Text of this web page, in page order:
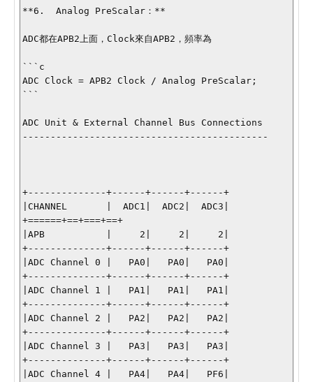
**6.  Analog PreScalar：**
ADC都在APB2上面，Clock來自APB2，頻率為
```c
ADC Clock = APB2 Clock / Analog PreScalar;
```
ADC Unit & External Channel Bus Connections
--------------------------------------------
+--------------+------+------+------+
|CHANNEL       |  ADC1|  ADC2|  ADC3|
+======+==+===+==+
|APB           |     2|     2|     2|
+--------------+------+------+------+
|ADC Channel 0 |   PA0|   PA0|   PA0|
+--------------+------+------+------+
|ADC Channel 1 |   PA1|   PA1|   PA1|
+--------------+------+------+------+
|ADC Channel 2 |   PA2|   PA2|   PA2|
+--------------+------+------+------+
|ADC Channel 3 |   PA3|   PA3|   PA3|
+--------------+------+------+------+
|ADC Channel 4 |   PA4|   PA4|   PF6|